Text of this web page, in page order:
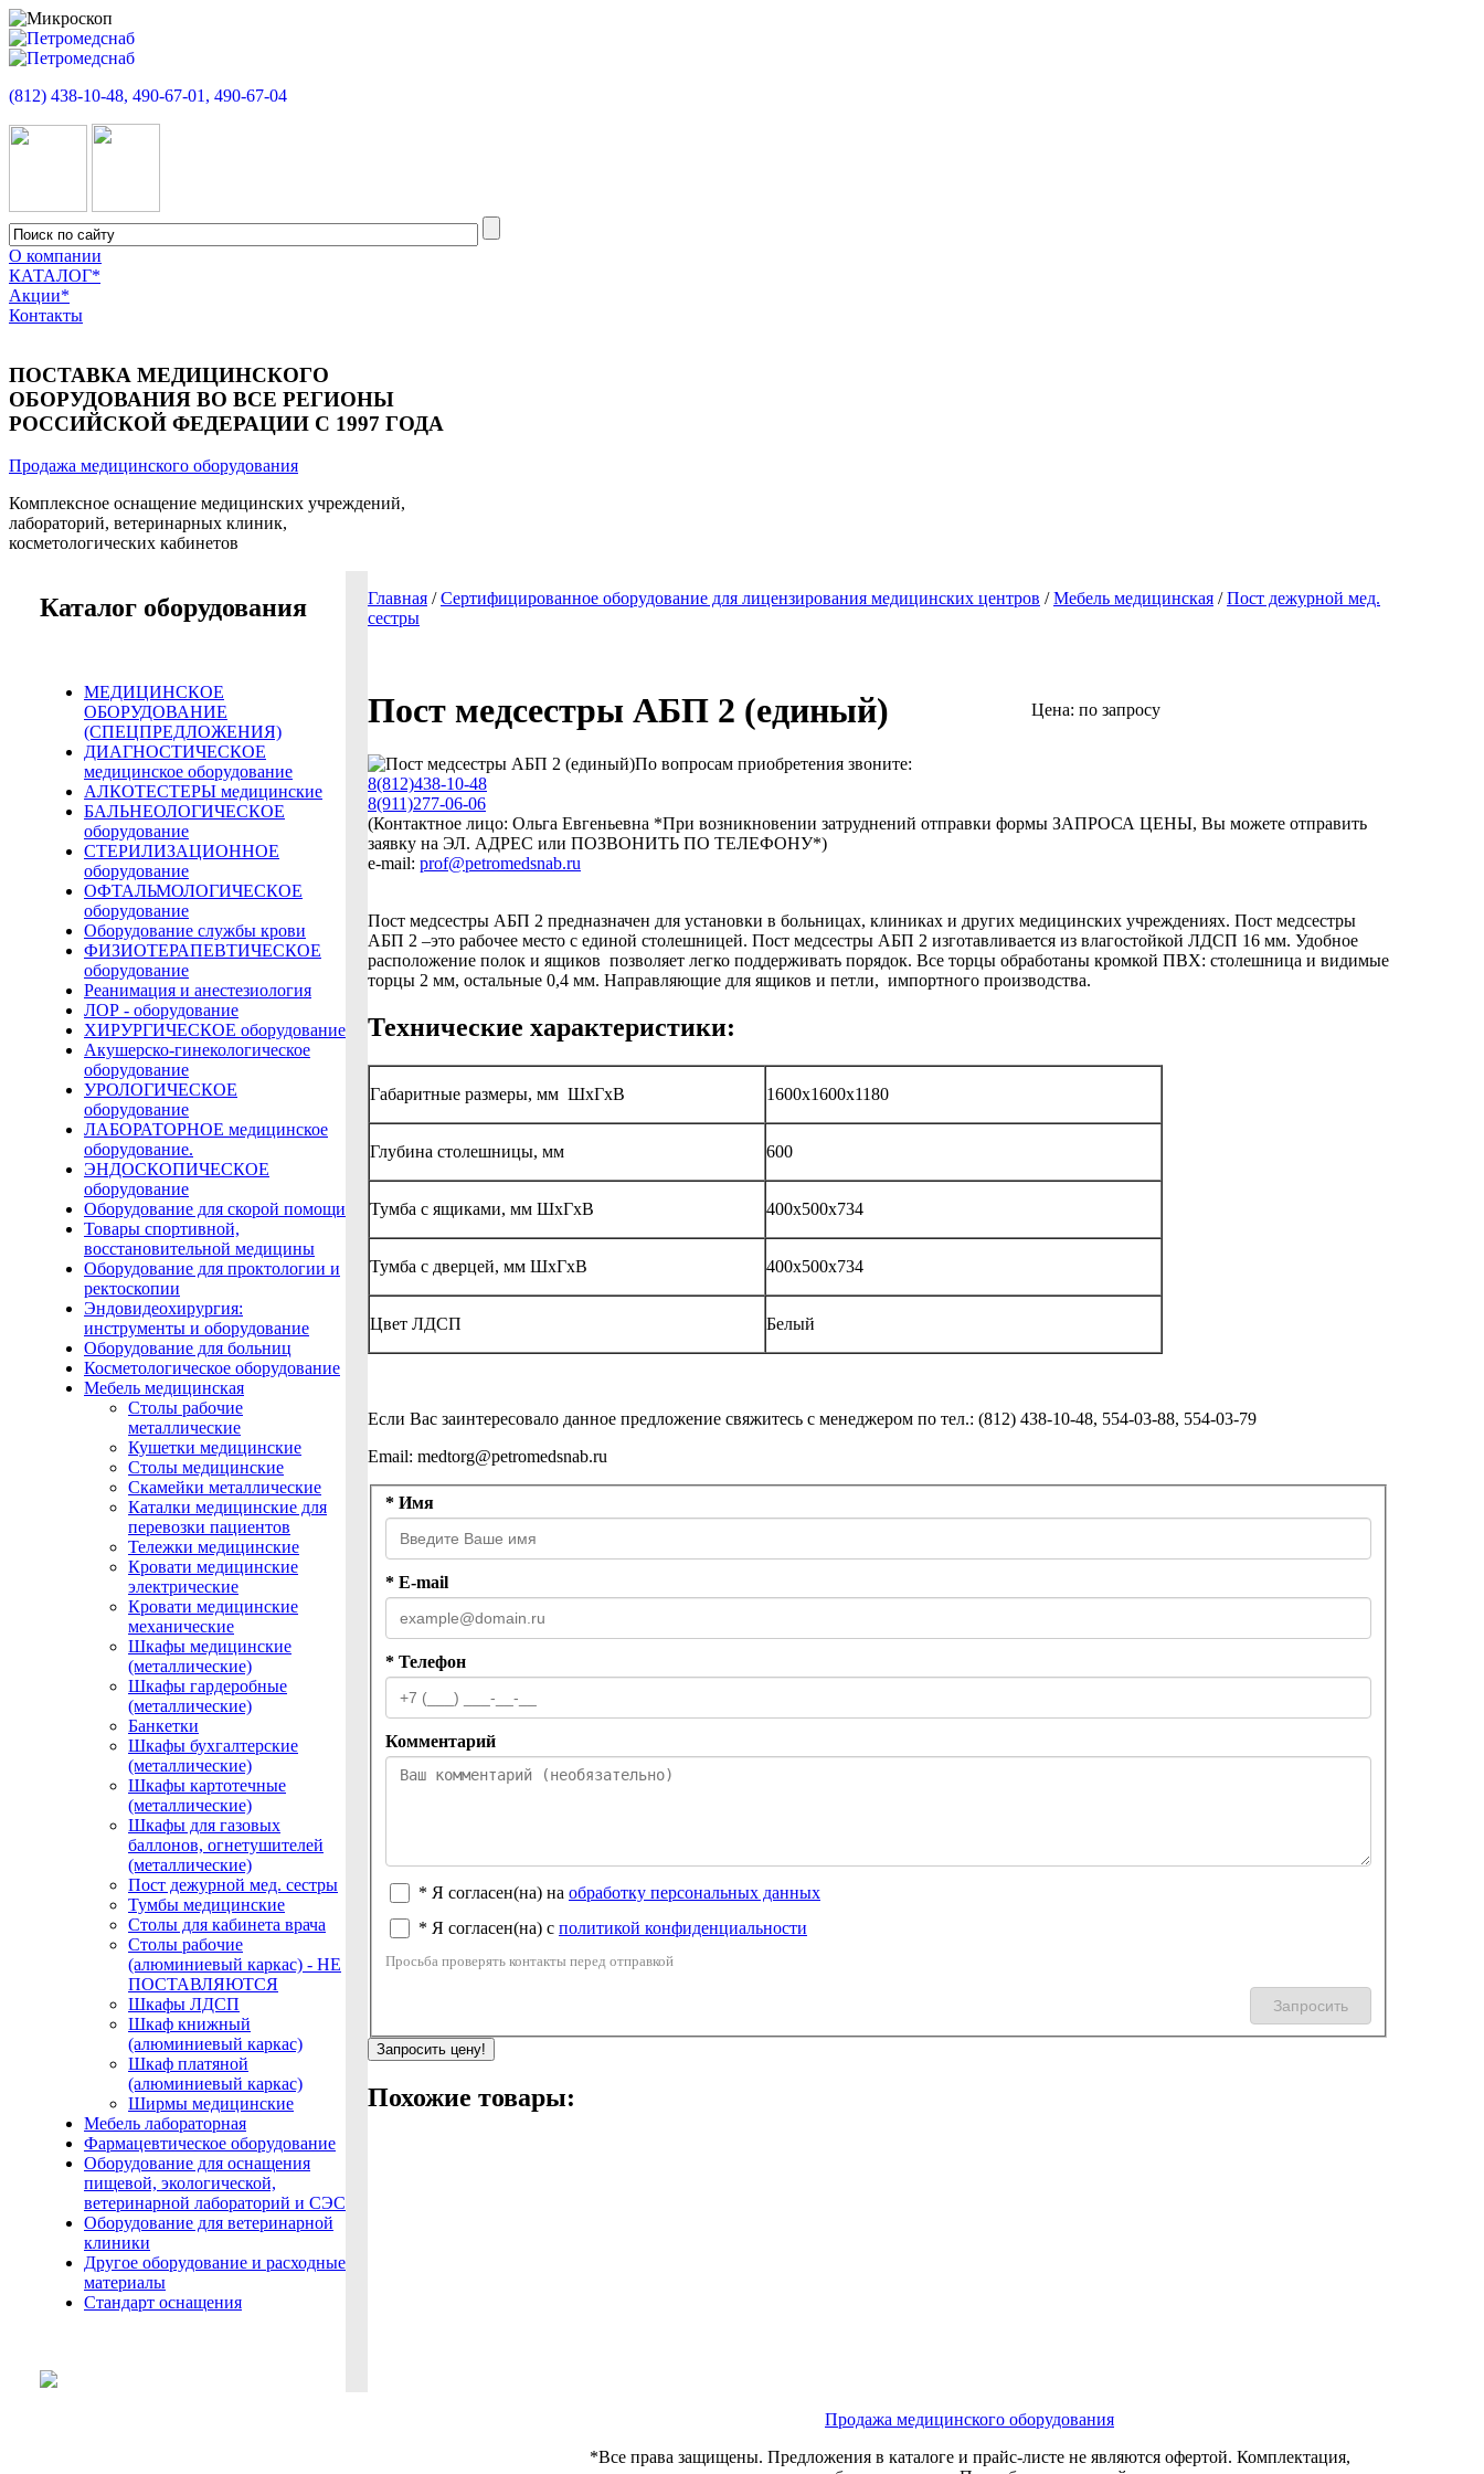
(812) 438-10-48, 490-67-01, 490-67-04
О компании
КАТАЛОГ*
Акции*
Контакты
ПОСТАВКА МЕДИЦИНСКОГО
ОБОРУДОВАНИЯ ВО ВСЕ РЕГИОНЫ
РОССИЙСКОЙ ФЕДЕРАЦИИ С 1997 ГОДА
Продажа медицинского оборудования
Комплексное оснащение медицинских учреждений,
лабораторий, ветеринарных клиник,
косметологических кабинетов
Каталог оборудования
МЕДИЦИНСКОЕ
ОБОРУДОВАНИЕ
(СПЕЦПРЕДЛОЖЕНИЯ)
ДИАГНОСТИЧЕСКОЕ
медицинское оборудование
АЛКОТЕСТЕРЫ медицинские
БАЛЬНЕОЛОГИЧЕСКОЕ
оборудование
СТЕРИЛИЗАЦИОННОЕ
оборудование
ОФТАЛЬМОЛОГИЧЕСКОЕ
оборудование
Оборудование службы крови
ФИЗИОТЕРАПЕВТИЧЕСКОЕ
оборудование
Реанимация и анестезиология
ЛОР - оборудование
ХИРУРГИЧЕСКОЕ оборудование
Акушерско-гинекологическое
оборудование
УРОЛОГИЧЕСКОЕ
оборудование
ЛАБОРАТОРНОЕ медицинское
оборудование.
ЭНДОСКОПИЧЕСКОЕ
оборудование
Оборудование для скорой помощи
Товары спортивной,
восстановительной медицины
Оборудование для проктологии и
ректоскопии
Эндовидеохирургия:
инструменты и оборудование
Оборудование для больниц
Косметологическое оборудование
Мебель медицинская
Столы рабочие
металлические
Кушетки медицинские
Столы медицинские
Скамейки металлические
Каталки медицинские для
перевозки пациентов
Тележки медицинские
Кровати медицинские
электрические
Кровати медицинские
механические
Шкафы медицинские
(металлические)
Шкафы гардеробные
(металлические)
Банкетки
Шкафы бухгалтерские
(металлические)
Шкафы картотечные
(металлические)
Шкафы для газовых
баллонов, огнетушителей
(металлические)
Пост дежурной мед. сестры
Тумбы медицинские
Столы для кабинета врача
Столы рабочие
(алюминиевый каркас) - НЕ
ПОСТАВЛЯЮТСЯ
Шкафы ЛДСП
Шкаф книжный
(алюминиевый каркас)
Шкаф платяной
(алюминиевый каркас)
Ширмы медицинские
Мебель лабораторная
Фармацевтическое оборудование
Оборудование для оснащения
пищевой, экологической,
ветеринарной лабораторий и СЭС
Оборудование для ветеринарной
клиники
Другое оборудование и расходные
материалы
Стандарт оснащения
Главная /Сертифицированное оборудование для лицензирования медицинских центров /Мебель медицинская /Пост дежурной мед.
сестры
Пост медсестры АБП 2 (единый) Цена: по запросу
По вопросам приобретения звоните:
8(812)438-10-48
8(911)277-06-06
(Контактное лицо: Ольга Евгеньевна *При возникновении затруднений отправки формы ЗАПРОСА ЦЕНЫ, Вы можете отправить
заявку на ЭЛ. АДРЕС или ПОЗВОНИТЬ ПО ТЕЛЕФОНУ*)
e-mail: prof@petromedsnab.ru
Пост медсестры АБП 2 предназначен для установки в больницах, клиниках и других медицинских учреждениях. Пост медсестры
АБП 2 –это рабочее место с единой столешницей. Пост медсестры АБП 2 изготавливается из влагостойкой ЛДСП 16 мм. Удобное
расположение полок и ящиков позволяет легко поддерживать порядок. Все торцы обработаны кромкой ПВХ: столешница и видимые
торцы 2 мм, остальные 0,4 мм. Направляющие для ящиков и петли, импортного производства.
Технические характеристики:
Габаритные размеры, мм ШхГхВ 1600х1600х1180
Глубина столешницы, мм 600
Тумба с ящиками, мм ШхГхВ 400х500х734
Тумба с дверцей, мм ШхГхВ 400х500х734
Цвет ЛДСП Белый
Если Вас заинтересовало данное предложение свяжитесь с менеджером по тел.: (812) 438-10-48, 554-03-88, 554-03-79
Email: medtorg@petromedsnab.ru
* Имя
* E-mail
* Телефон
Комментарий
* Я согласен(на) на обработку персональных данных
* Я согласен(на) с политикой конфиденциальности
Просьба проверять контакты перед отправкой
Запросить цену!
Похожие товары:
Продажа медицинского оборудования
*Все права защищены. Предложения в каталоге и прайс-листе не являются офертой. Комплектация,